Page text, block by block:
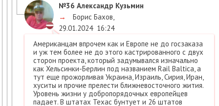
№36 Александр Кузьмин
→
Борис Бахов
29.01.2024 16:24
Американцам впрочем как и Европе не до госзаказа
и уж тем более не до этого кастрированного с двух
сторон проекта, который задумывался изначально
как Хельсинки-Берлин под названием Rail Baltica, а
тут еще прожорливая Украина, Израиль, Сирия, Иран,
хуситы и прочие прелести ближневосточного жития.
Уровень жизни у добропорядочных европейцев
падает. В штатах Техас бунтует и 26 штатов